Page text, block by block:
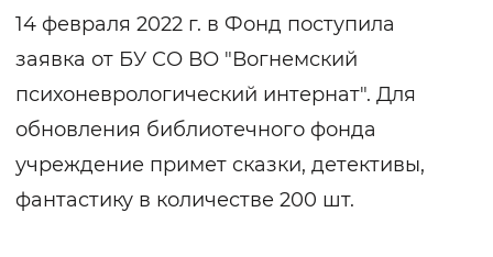
14 февраля 2022 г. в Фонд поступила
заявка от БУ СО ВО "Вогнемский
психоневрологический интернат". Для
обновления библиотечного фонда
учреждение примет сказки, детективы,
фантастику в количестве 200 шт.